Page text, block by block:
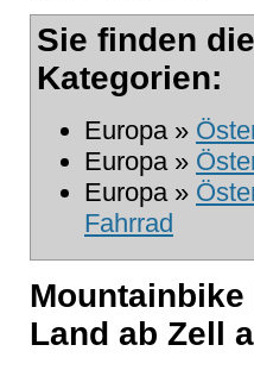
Sie finden
Kategorien:
Europa »
Europa »
Europa »
Fahrrad
Land ab Zell